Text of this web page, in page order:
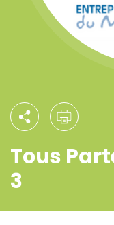
Tous
3